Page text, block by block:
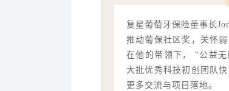
复星葡萄牙保险董事长
推动葡保社区奖，关怀
在他的带领下， “公益
大批优秀科技初创团队
更多交流与项目落地。